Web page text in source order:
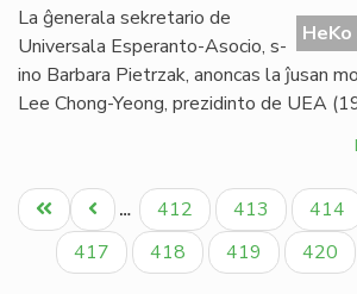
La ĝenerala sekretario de
Universala Esperanto-Asocio, s-
ino Barbara Pietrzak, anoncas la ĵusan
Lee Chong-Yeong, prezidinto de UEA
Pagination
Unua
paĝo
Antaŭa
paĝo
… Paĝo
412 Paĝo
413 Paĝo
414
Paĝo
417 Paĝo
418 Paĝo
419 Paĝo
420